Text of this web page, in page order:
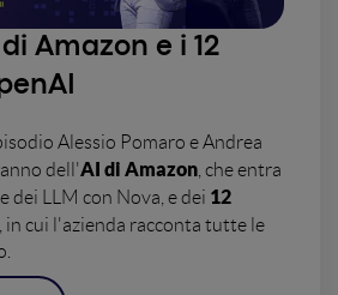
Amazon e i 12
Alessio Pomaro e Andrea
dell'AI di Amazon , che entra
dei LLM con Nova, e dei 12
, in cui l'azienda racconta tutte le